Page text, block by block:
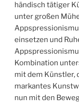
händisch tätiger
unter großen
einsetzen und
Kombination
mit dem Künstler,
markantes
nun mit den